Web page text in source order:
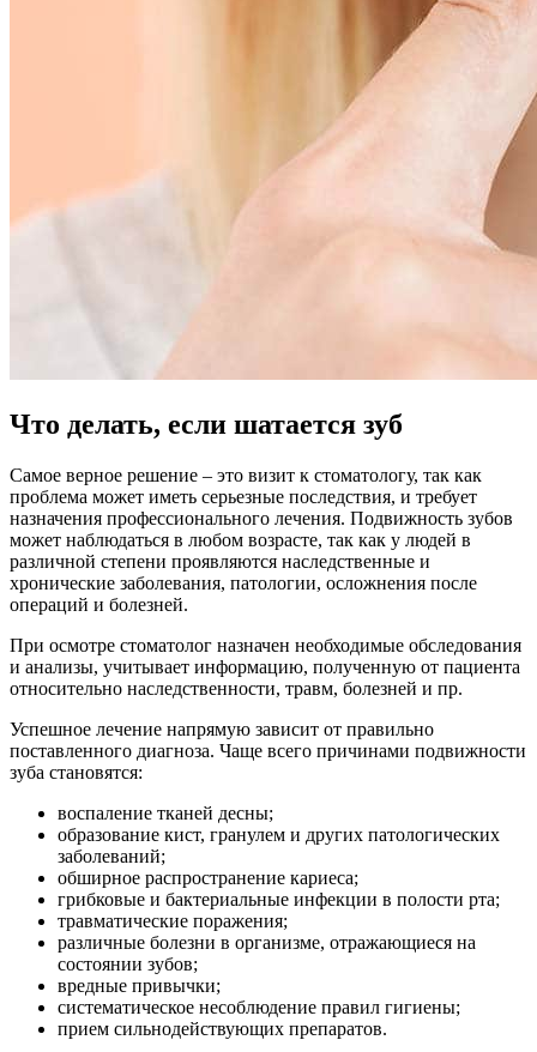
Что делать, если шатается зуб
Самое верное решение – это визит к стоматологу, так как
проблема может иметь серьезные последствия, и требует
назначения профессионального лечения. Подвижность зубов
может наблюдаться в любом возрасте, так как у людей в
различной степени проявляются наследственные и
хронические заболевания, патологии, осложнения после
операций и болезней.
При осмотре стоматолог назначен необходимые обследования
и анализы, учитывает информацию, полученную от пациента
относительно наследственности, травм, болезней и пр.
Успешное лечение напрямую зависит от правильно
поставленного диагноза. Чаще всего причинами подвижности
зуба становятся:
воспаление тканей десны;
образование кист, гранулем и других патологических
заболеваний;
обширное распространение кариеса;
грибковые и бактериальные инфекции в полости рта;
травматические поражения;
различные болезни в организме, отражающиеся на
состоянии зубов;
вредные привычки;
систематическое несоблюдение правил гигиены;
прием сильнодействующих препаратов.